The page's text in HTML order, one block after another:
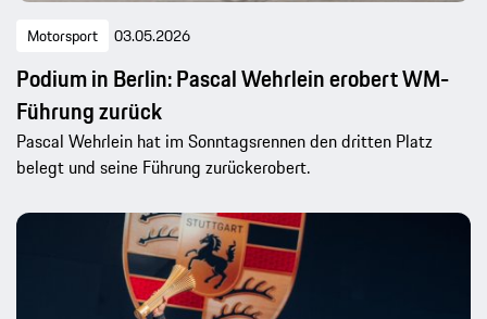
Motorsport 03.05.2026
Podium in Berlin: Pascal Wehrlein erobert WM-
Führung zurück
Pascal Wehrlein hat im Sonntagsrennen den dritten Platz
belegt und seine Führung zurückerobert.